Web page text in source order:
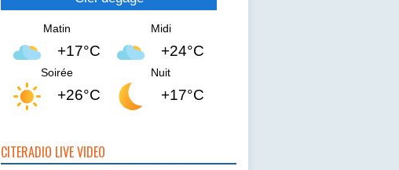
Matin
+17°C
Midi
+24°C
Soirée
+26°C
Nuit
+17°C
CITERADIO LIVE VIDEO